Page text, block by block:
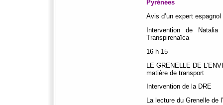
Pyrénées
Avis d’un expert
Intervention de
Transpirenaïca
16 h 15
LE GRENELLE DE
matière de transport
Intervention de la DRE
La lecture du Grenelle de